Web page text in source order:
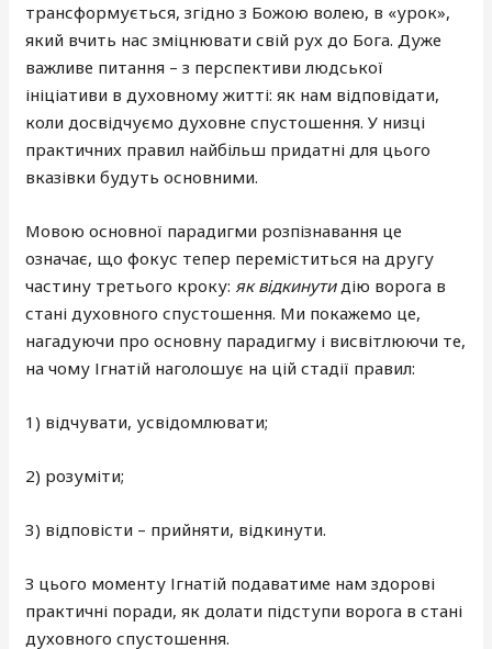
трансформується, згідно з Божою волею, в «урок»,
який вчить нас зміцнювати свій рух до Бога. Дуже
важливе питання – з перспективи людської
ініціативи в духовному житті: як нам відповідати,
коли досвідчуємо духовне спустошення. У низці
практичних правил найбільш придатні для цього
вказівки будуть основними.
Мовою основної парадигми розпізнавання це
означає, що фокус тепер переміститься на другу
частину третього кроку:як відкинутидію ворога в
стані духовного спустошення. Ми покажемо це,
нагадуючи про основну парадигму і висвітлюючи те,
на чому Ігнатій наголошує на цій стадії правил:
1) відчувати, усвідомлювати;
2) розуміти;
3) відповісти – прийняти, відкинути.
З цього моменту Ігнатій подаватиме нам здорові
практичні поради, як долати підступи ворога в стані
духовного спустошення.